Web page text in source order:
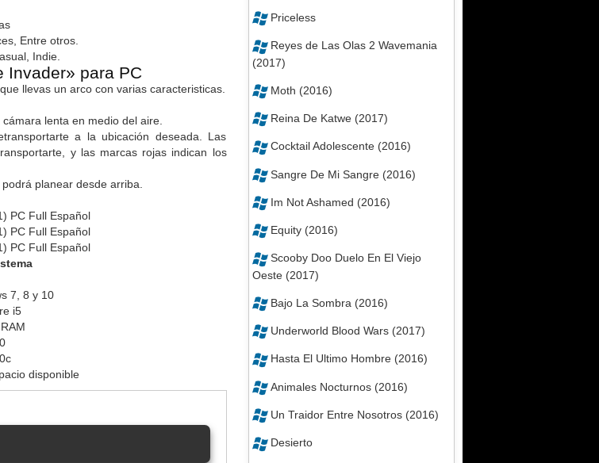
Entre otros.
Indie.
Invader» para PC
llevas un arco con varias caracteristicas.
lenta en medio del aire.
a la ubicación deseada. Las
y las marcas rojas indican los
planear desde arriba.
7, 8 y 10
i5
disponible
Priceless
Reyes de Las Olas 2 Wavemania
(2017)
Moth (2016)
Reina De Katwe (2017)
Cocktail Adolescente (2016)
Sangre De Mi Sangre (2016)
Im Not Ashamed (2016)
Equity (2016)
Scooby Doo Duelo En El Viejo
Oeste (2017)
Bajo La Sombra (2016)
Underworld Blood Wars (2017)
Hasta El Ultimo Hombre (2016)
Animales Nocturnos (2016)
Un Traidor Entre Nosotros (2016)
Desierto